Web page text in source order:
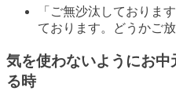
「ご無沙汰しておりま
ております。どうかご
気を使わないようにお
る時